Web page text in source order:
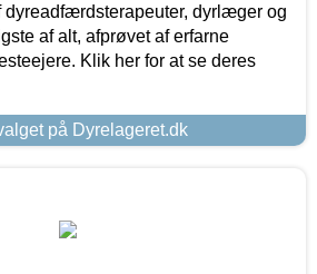
dyreadfærdsterapeuter, dyrlæger og
af alt, afprøvet af erfarne
Klik her for at se deres
på Dyrelageret.dk